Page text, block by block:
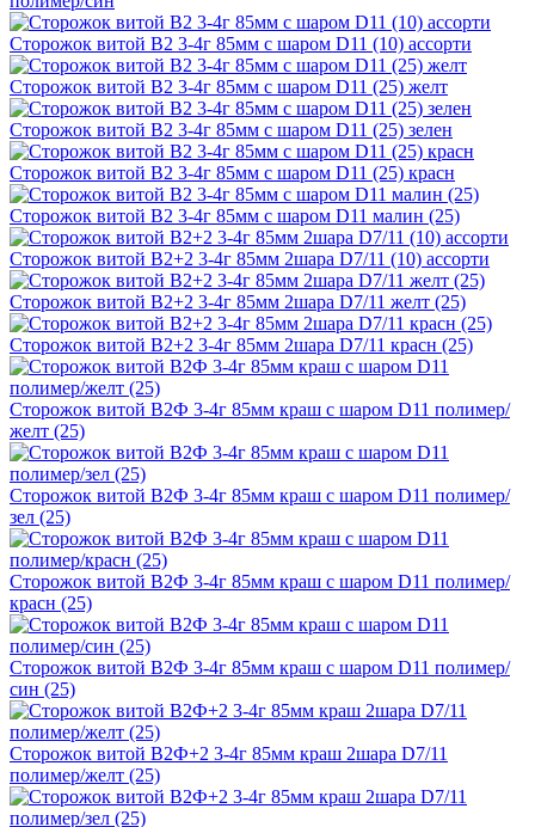
Сторожок витой В2 3-4г 85мм с шаром D11 (10) ассорти
Сторожок витой В2 3-4г 85мм с шаром D11 (25) желт
Сторожок витой В2 3-4г 85мм с шаром D11 (25) зелен
Сторожок витой В2 3-4г 85мм с шаром D11 (25) красн
Сторожок витой В2 3-4г 85мм с шаром D11 малин (25)
Сторожок витой В2+2 3-4г 85мм 2шара D7/11 (10) ассорти
Сторожок витой В2+2 3-4г 85мм 2шара D7/11 желт (25)
Сторожок витой В2+2 3-4г 85мм 2шара D7/11 красн (25)
Сторожок витой В2Ф 3-4г 85мм краш с шаром D11 полимер/
желт (25)
Сторожок витой В2Ф 3-4г 85мм краш с шаром D11 полимер/
зел (25)
Сторожок витой В2Ф 3-4г 85мм краш с шаром D11 полимер/
красн (25)
Сторожок витой В2Ф 3-4г 85мм краш с шаром D11 полимер/
син (25)
Сторожок витой В2Ф+2 3-4г 85мм краш 2шара D7/11
полимер/желт (25)